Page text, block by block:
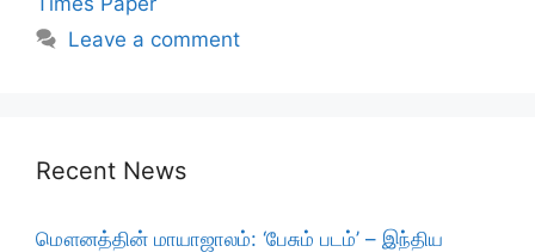
Leave a comment
Recent News
மௌனத்தின் மாயாஜாலம்: ‘பேசும் படம்’ – இந்திய